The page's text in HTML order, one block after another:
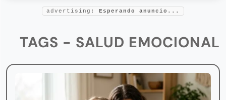
Foro salud
advertising: Esperando anuncio...
TAGS - SALUD EMOCIONAL